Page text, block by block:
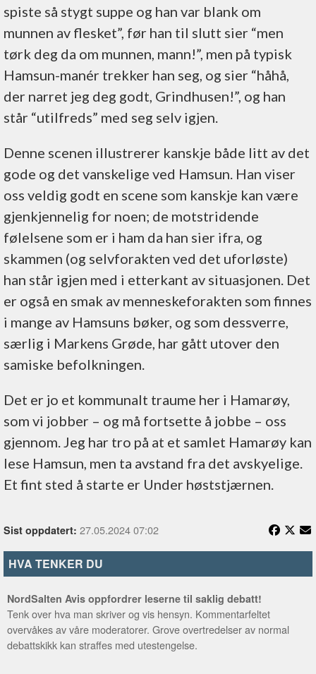
spiste så stygt suppe og han var blank om
munnen av flesket”, før han til slutt sier “men
tørk deg da om munnen, mann!”, men på typisk
Hamsun-manér trekker han seg, og sier “håhå,
der narret jeg deg godt, Grindhusen!”, og han
står “utilfreds” med seg selv igjen.
Denne scenen illustrerer kanskje både litt av det
gode og det vanskelige ved Hamsun. Han viser
oss veldig godt en scene som kanskje kan være
gjenkjennelig for noen; de motstridende
følelsene som er i ham da han sier ifra, og
skammen (og selvforakten ved det uforløste)
han står igjen med i etterkant av situasjonen. Det
er også en smak av menneskeforakten som finnes
i mange av Hamsuns bøker, og som dessverre,
særlig i Markens Grøde, har gått utover den
samiske befolkningen.
Det er jo et kommunalt traume her i Hamarøy,
som vi jobber – og må fortsette å jobbe – oss
gjennom. Jeg har tro på at et samlet Hamarøy kan
lese Hamsun, men ta avstand fra det avskyelige.
Et fint sted å starte er Under høststjærnen.
Sist oppdatert: 27.05.2024 07:02
HVA TENKER DU
NordSalten Avis oppfordrer leserne til saklig debatt!
Tenk over hva man skriver og vis hensyn. Kommentarfeltet
overvåkes av våre moderatorer. Grove overtredelser av normal
debattskikk kan straffes med utestengelse.